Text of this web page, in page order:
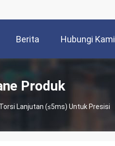
Berita Hubungi Kami
Produk
Lanjutan (≤5ms) Untuk Presisi